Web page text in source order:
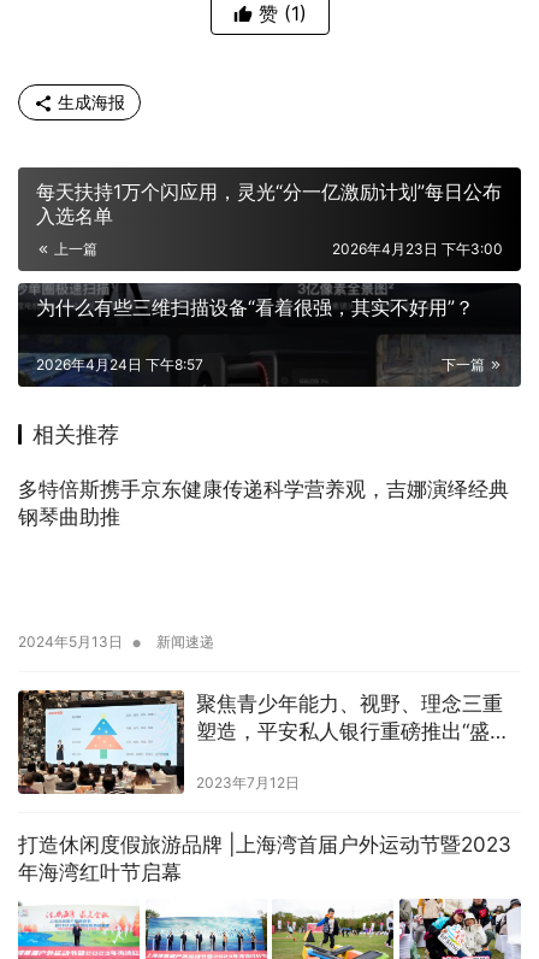
赞 (1)
生成海报
每天扶持1万个闪应用，灵光“分一亿激励计划”每日公布
入选名单
上一篇 2026年4月23日 下午3:00
为什么有些三维扫描设备“看着很强，其实不好用”？
下一篇
2026年4月24日 下午8:57
相关推荐
多特倍斯携手京东健康传递科学营养观，吉娜演绎经典
钢琴曲助推
2024年5月13日 • 新闻速递
聚焦青少年能力、视野、理念三重
塑造，平安私人银行重磅推出“盛夏
2023年7月12日
打造休闲度假旅游品牌 |上海湾首届户外运动节暨2023
年海湾红叶节启幕